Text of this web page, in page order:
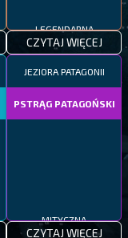
CZYTAJ WIĘCEJ
JEZIORA PATAGONII
PSTRĄG PATAGOŃSKI
CZYTAJ WIĘCEJ